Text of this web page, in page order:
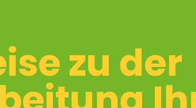
zu der